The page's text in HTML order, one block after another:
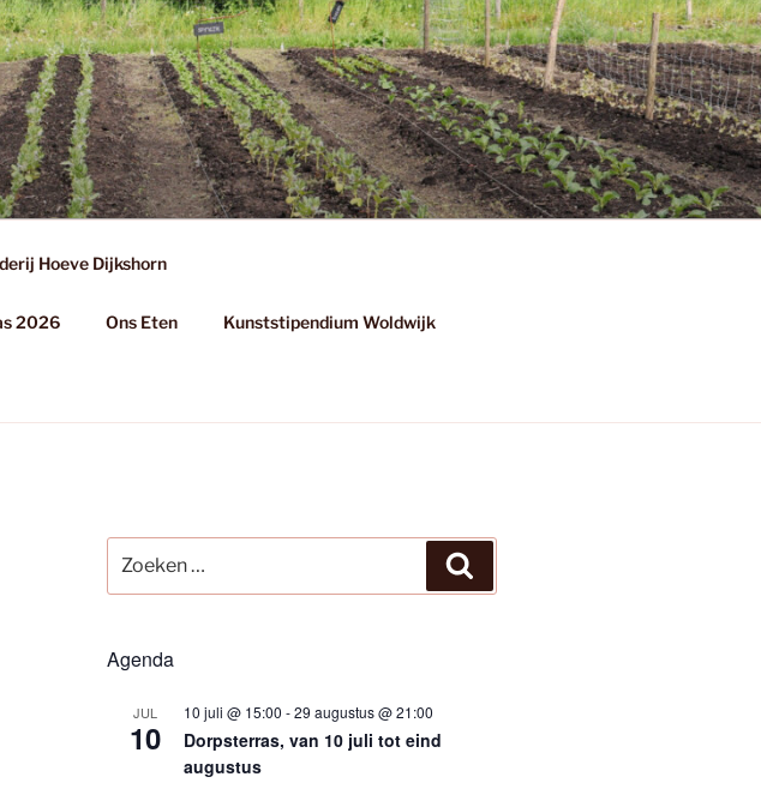
Hoeve Dijkshorn
2026 Ons Eten Kunststipendium Woldwijk
naar:
Agenda
JUL
10
10 juli @ 15:00 -29 augustus @ 21:00
Dorpsterras, van 10 juli tot eind
augustus